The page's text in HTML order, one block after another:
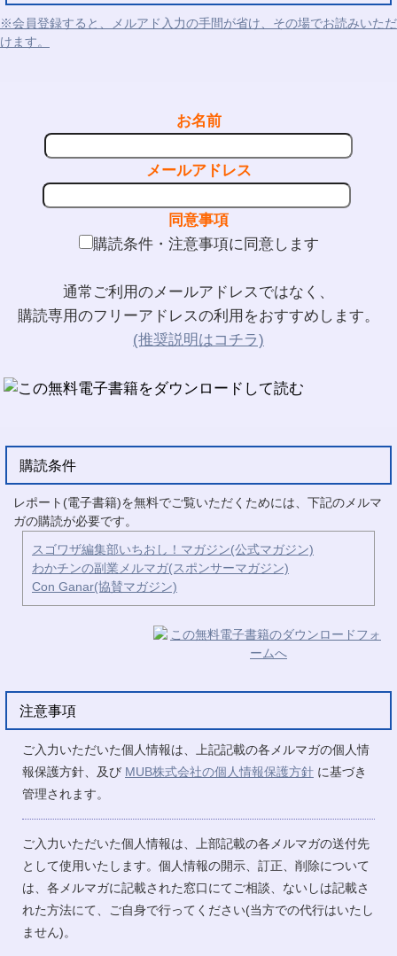
※会員登録すると、メルアド入力の手間が省け、その場でお読みいただ
けます。
お名前
メールアドレス
同意事項
購読条件・注意事項に同意します
通常ご利用のメールアドレスではなく、
購読専用のフリーアドレスの利用をおすすめします。
(推奨説明はコチラ)
購読条件
レポート(電子書籍)を無料でご覧いただくためには、下記のメルマ
ガの購読が必要です。
スゴワザ編集部いちおし！マガジン(公式マガジン)
わかチンの副業メルマガ(スポンサーマガジン)
Con Ganar(協賛マガジン)
注意事項
ご入力いただいた個人情報は、上記記載の各メルマガの個人情
報保護方針、及び MUB株式会社の個人情報保護方針 に基づき
管理されます。
ご入力いただいた個人情報は、上部記載の各メルマガの送付先
として使用いたします。個人情報の開示、訂正、削除について
は、各メルマガに記載された窓口にてご相談、ないしは記載さ
れた方法にて、ご自身で行ってください(当方での代行はいたし
ません)。